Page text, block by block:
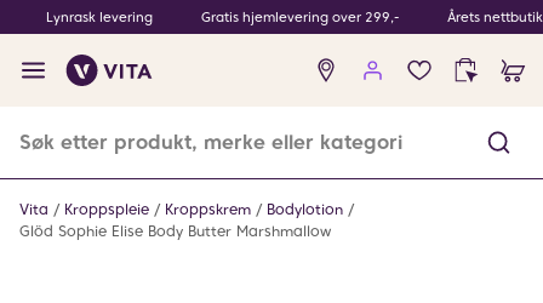
Lynrask levering Gratis hjemlevering over 299,- Årets
Ingen
produkter
Vita Kroppspleie Kroppskrem
Bodylotion
Glöd Sophie Elise Body Butter Marshmallow